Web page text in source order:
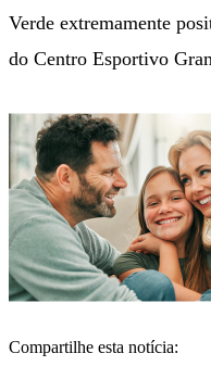
Verde extremamente
do Centro Esportivo
Compartilhe esta notícia: